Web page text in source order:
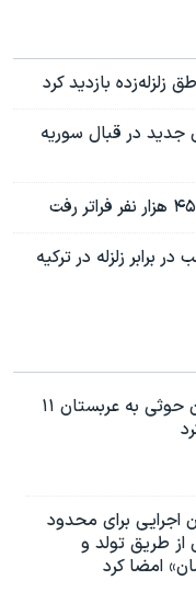
زلزله‌زده بازدید کرد
جدید در قبال سوریه
زلزله در ترکیه
حمله شورشیان حوثی به عربستان ۱۱
اجرایی برای محدود
طریق تولد و
امضا کرد